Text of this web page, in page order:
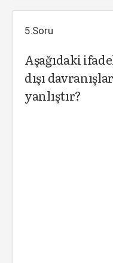
5.Soru
Aşağıdaki
dışı
yanlıştır?